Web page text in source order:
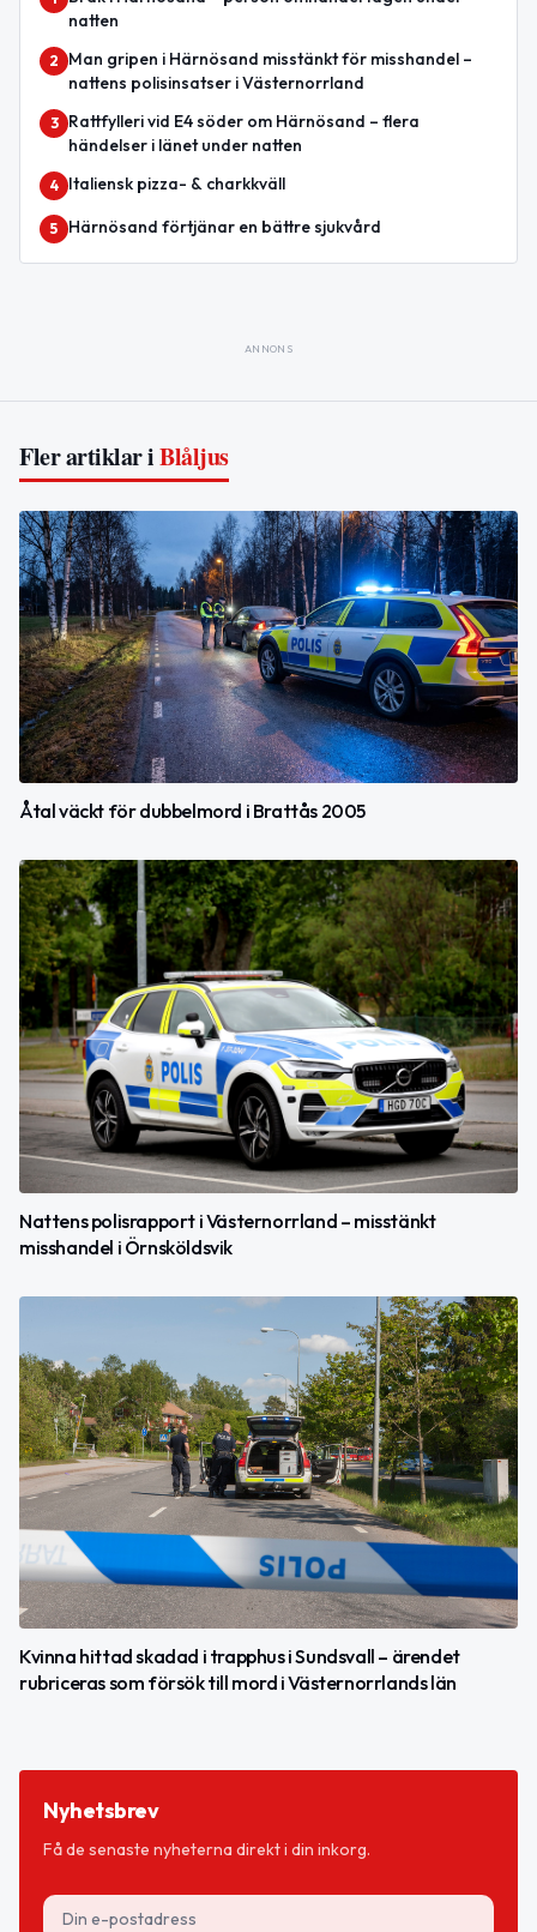
natten
2
Man gripen i Härnösand misstänkt för misshandel –
nattens polisinsatser i Västernorrland
3
Rattfylleri vid E4 söder om Härnösand – flera
händelser i länet under natten
4 Italiensk pizza- & charkkväll
5 Härnösand förtjänar en bättre sjukvård
ANNONS
Fler artiklar iBlåljus
Åtal väckt för dubbelmord i Brattås 2005
Nattens polisrapport i Västernorrland – misstänkt
misshandel i Örnsköldsvik
Kvinna hittad skadad i trapphus i Sundsvall – ärendet
rubriceras som försök till mord i Västernorrlands län
Nyhetsbrev
Få de senaste nyheterna direkt i din inkorg.